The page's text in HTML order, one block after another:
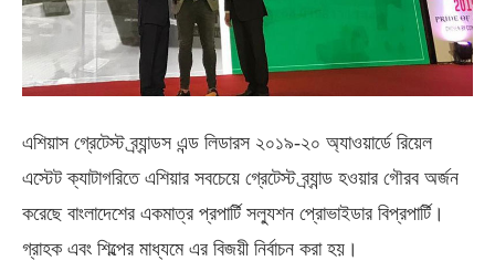
এশিয়াস গ্রেটেস্ট ব্র্যান্ডস এন্ড লিডারস ২০১৯-২০ অ্যাওয়ার্ডে রিয়েল
এস্টেট ক্যাটাগরিতে এশিয়ার সবচেয়ে গ্রেটেস্ট ব্র্যান্ড হওয়ার গৌরব অর্জন
করেছে বাংলাদেশের একমাত্র প্রপার্টি সল্যুশন প্রোভাইডার বিপ্রপার্টি।
গ্রাহক এবং শিল্পের মাধ্যমে এর বিজয়ী নির্বাচন করা হয়।